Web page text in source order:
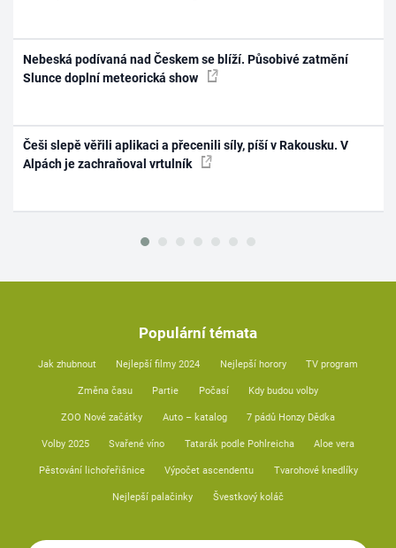
Nebeská podívaná nad Českem se blíží. Působivé zatmění
Slunce doplní meteorická show
Češi slepě věřili aplikaci a přecenili síly, píší v Rakousku. V
Alpách je zachraňoval vrtulník
Populární témata
Jak zhubnout Nejlepší filmy 2024 Nejlepší horory TV program
Změna času Partie Počasí Kdy budou volby
ZOO Nové začátky Auto – katalog 7 pádů Honzy Dědka
Volby 2025 Svařené víno Tatarák podle Pohlreicha Aloe vera
Pěstování lichořeřišnice Výpočet ascendentu Tvarohové knedlíky
Nejlepší palačinky Švestkový koláč